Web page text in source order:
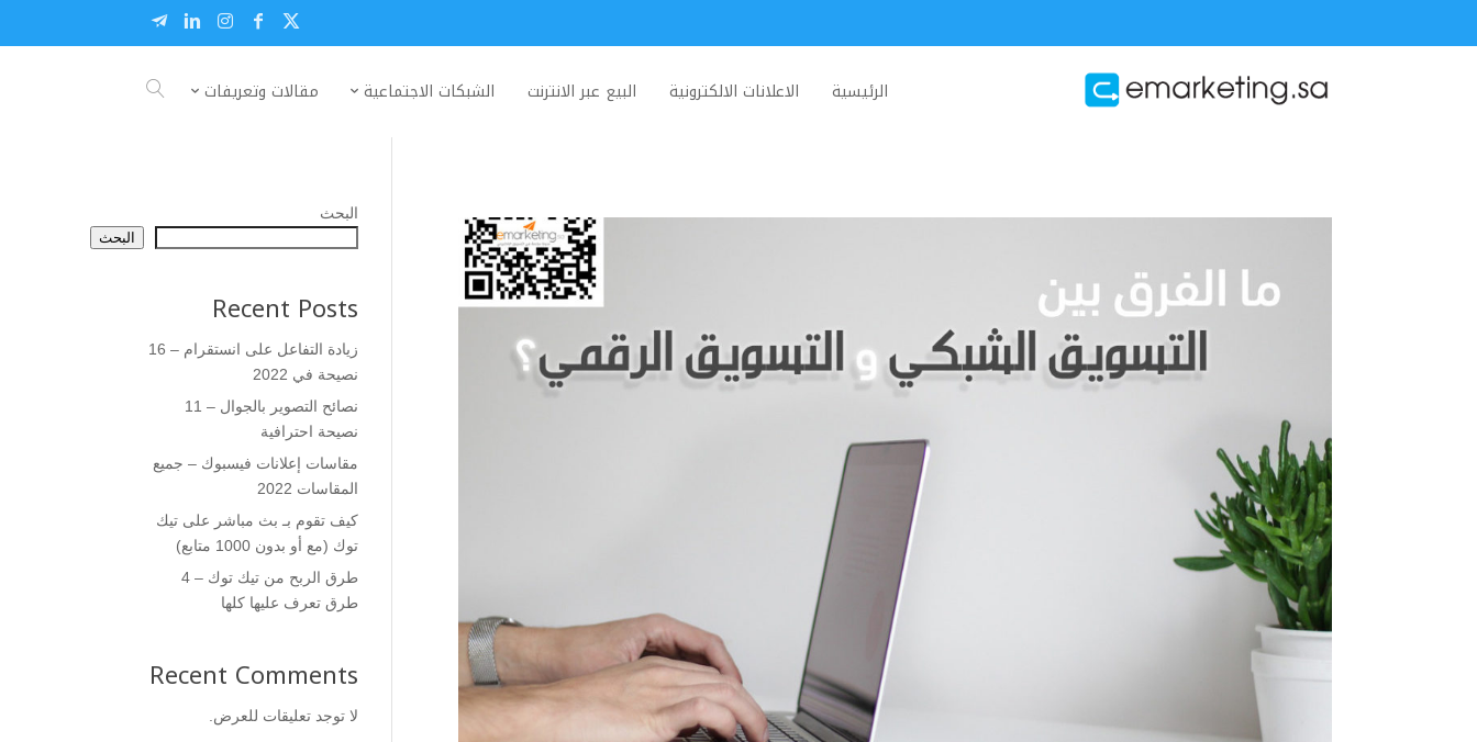
الرئيسية الاعلانات الالكترونية البيع عبر الانترنت الشبكات الاجتماعية مقالات وتعريفات
البحث
البحث
Recent Posts
زيادة التفاعل على انستقرام – 16
نصيحة في 2022
نصائح التصوير بالجوال – 11
نصيحة احترافية
مقاسات إعلانات فيسبوك – جميع
المقاسات 2022
كيف تقوم بـ بث مباشر على تيك
توك (مع أو بدون 1000 متابع)
طرق الربح من تيك توك – 4
طرق تعرف عليها كلها
Recent Comments
لا توجد تعليقات للعرض.